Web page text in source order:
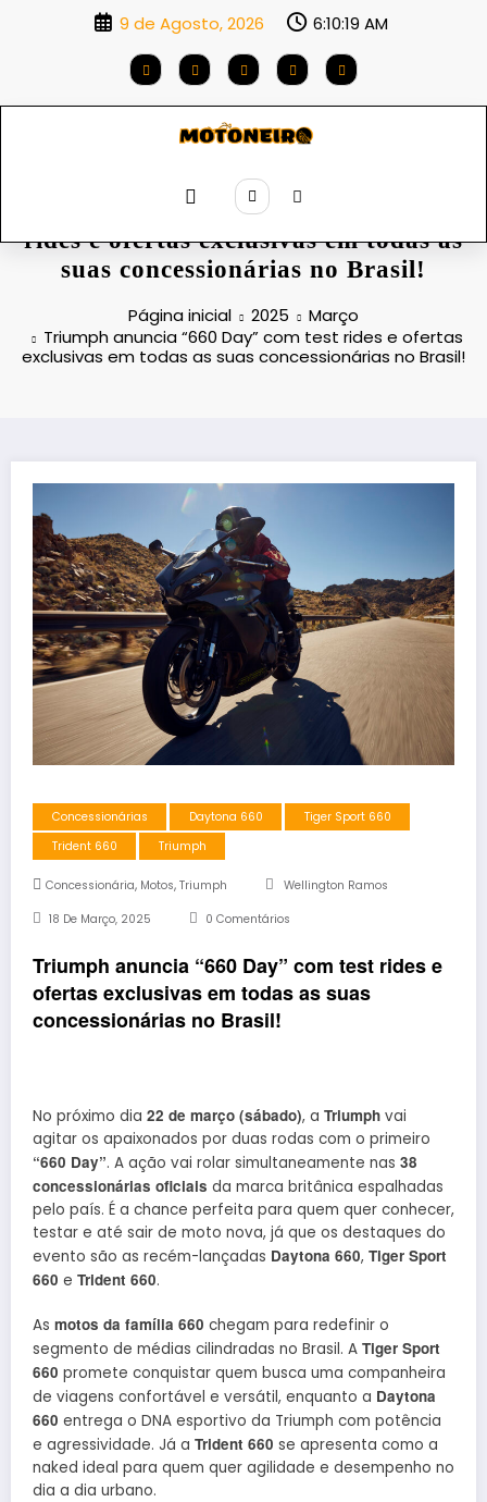
9 de Agosto, 2026 6:10:20 AM
Triumph anuncia “660 Day” com test
rides e ofertas exclusivas em todas as
suas concessionárias no Brasil!
Página inicial 2025
Março
Triumph anuncia “660 Day” com test rides e ofertas
exclusivas em todas as suas concessionárias no Brasil!
Concessionárias Daytona 660
Tiger Sport 660
Trident 660
Triumph
Concessionária, Motos, Triumph Wellington Ramos
18 De Março, 2025 0 Comentários
Triumph anuncia “660 Day” com test rides e
ofertas exclusivas em todas as suas
concessionárias no Brasil!
No próximo dia 22 de março (sábado), a Triumph vai
agitar os apaixonados por duas rodas com o primeiro
“660 Day”. A ação vai rolar simultaneamente nas 38
concessionárias oficiais da marca britânica espalhadas
pelo país. É a chance perfeita para quem quer conhecer,
testar e até sair de moto nova, já que os destaques do
evento são as recém-lançadas Daytona 660, Tiger Sport
660 e Trident 660.
As motos da família 660 chegam para redefinir o
segmento de médias cilindradas no Brasil. A Tiger Sport
660 promete conquistar quem busca uma companheira
de viagens confortável e versátil, enquanto a Daytona
660 entrega o DNA esportivo da Triumph com potência
e agressividade. Já a Trident 660 se apresenta como a
naked ideal para quem quer agilidade e desempenho no
dia a dia urbano.